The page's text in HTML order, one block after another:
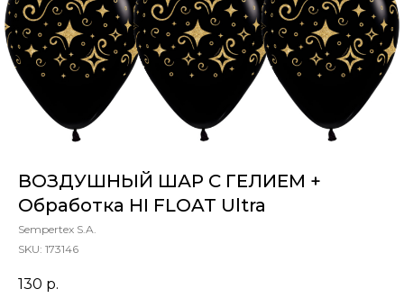
ВОЗДУШНЫЙ ШАР С ГЕЛИЕМ +
Обработка HI FLOAT Ultra
Sempertex S.A.
SKU: 173146
130 р.